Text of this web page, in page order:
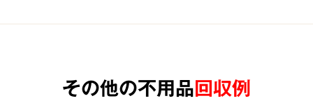
その他の不用品回収例